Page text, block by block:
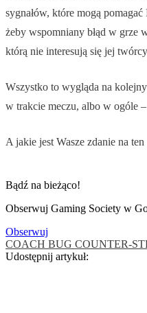
sygnałów, które mogą
żeby wspomniany błąd w grze
którą nie interesują się jej
Wszystko to wygląda na
w trakcie meczu, albo w ogóle
A jakie jest Wasze zdanie na ten
Bądź na bieżąco!
Obserwuj Gaming Society w
Obserwuj
COACH BUG COUNTER-
Udostępnij artykuł: